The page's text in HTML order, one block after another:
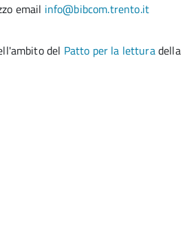
email info@bibcom.trento.it
del Patto per la letturadella